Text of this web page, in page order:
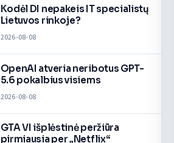
Kodėl DI nepakeis IT specialistų
Lietuvos rinkoje?
2026-08-08
OpenAI atveria neribotus GPT-
5.6 pokalbius visiems
2026-08-08
GTA VI išplėstinė peržiūra
pirmiausia per „Netflix“